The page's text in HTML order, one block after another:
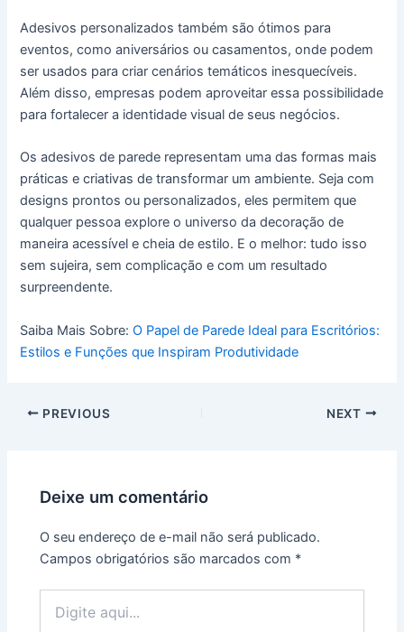
Adesivos personalizados também são ótimos para
eventos, como aniversários ou casamentos, onde podem
ser usados para criar cenários temáticos inesquecíveis.
Além disso, empresas podem aproveitar essa possibilidade
para fortalecer a identidade visual de seus negócios.
Os adesivos de parede representam uma das formas mais
práticas e criativas de transformar um ambiente. Seja com
designs prontos ou personalizados, eles permitem que
qualquer pessoa explore o universo da decoração de
maneira acessível e cheia de estilo. E o melhor: tudo isso
sem sujeira, sem complicação e com um resultado
surpreendente.
Saiba Mais Sobre:O Papel de Parede Ideal para Escritórios:
Estilos e Funções que Inspiram Produtividade
PREVIOUS NEXT
Deixe um comentário
O seu endereço de e-mail não será publicado.
Campos obrigatórios são marcados com *
aqui...